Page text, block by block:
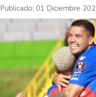
Publicado: 01 Diciembre